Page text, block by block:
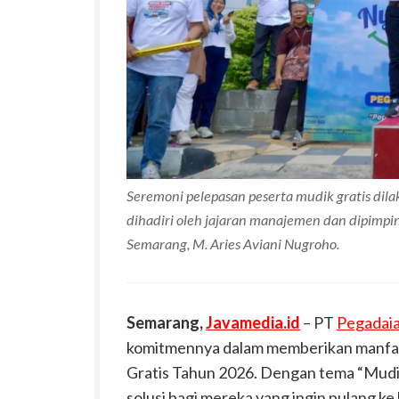
Seremoni pelepasan peserta mudik gratis
dihadiri oleh jajaran manajemen dan
Semarang, M. Aries Aviani Nugroho.
Semarang,Javamedia.id – PT
komitmennya dalam memberikan
Gratis Tahun 2026. Dengan tema